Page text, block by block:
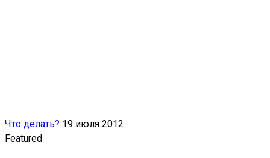
Что делать? 19 июля 2012
Featured